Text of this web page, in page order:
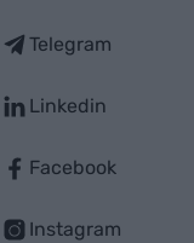
Telegram
Linkedin
Facebook
Instagram